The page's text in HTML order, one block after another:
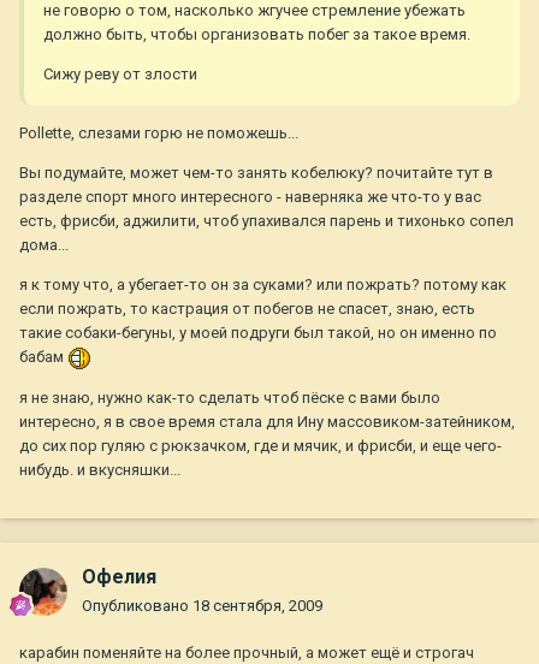
не говорю о том, насколько жгучее стремление убежать
должно быть, чтобы организовать побег за такое время.
Сижу реву от злости
Pollette, слезами горю не поможешь...
Вы подумайте, может чем-то занять кобелюку? почитайте тут в
разделе спорт много интересного - наверняка же что-то у вас
есть, фрисби, аджилити, чтоб упахивался парень и тихонько сопел
дома...
я к тому что, а убегает-то он за суками? или пожрать? потому как
если пожрать, то кастрация от побегов не спасет, знаю, есть
такие собаки-бегуны, у моей подруги был такой, но он именно по
бабам
я не знаю, нужно как-то сделать чтоб пёске с вами было
интересно, я в свое время стала для Ину массовиком-затейником,
до сих пор гуляю с рюкзачком, где и мячик, и фрисби, и еще чего-
нибудь. и вкусняшки...
Офелия
Опубликовано 18 сентября, 2009
карабин поменяйте на более прочный, а может ещё и строгач